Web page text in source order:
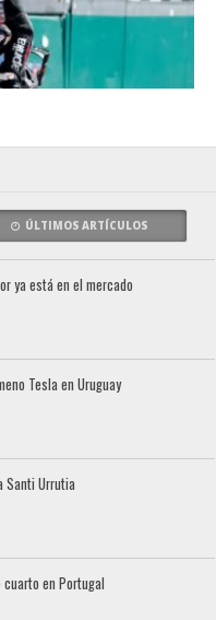
ÚLTIMOS ARTÍCULOS
ya está en el mercado
Tesla en Uruguay
Santi Urrutia
en Portugal